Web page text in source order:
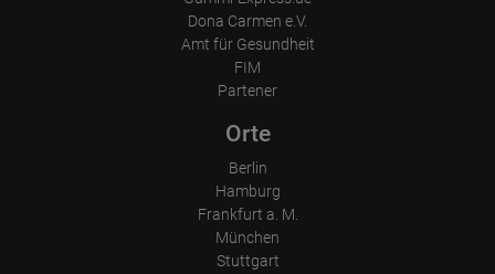
Dona Carmen e.V.
Amt für Gesundheit
FIM
Partener
Orte
Berlin
Hamburg
Frankfurt a. M.
München
Stuttgart